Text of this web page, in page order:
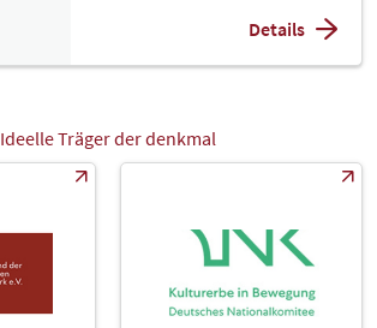
Details
Ideelle Träger der denkmal